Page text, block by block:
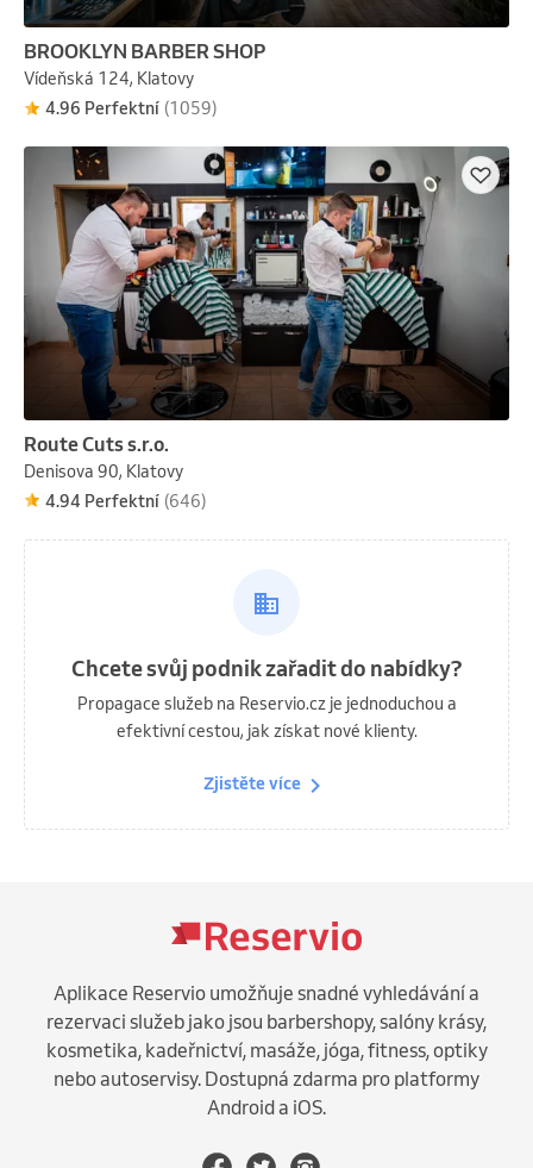
BROOKLYN BARBER SHOP
Vídeňská 124, Klatovy
4.96 Perfektní (1059)
Route Cuts s.r.o.
Denisova 90, Klatovy
4.94 Perfektní (646)
Chcete svůj podnik zařadit do nabídky?
Propagace služeb na Reservio.cz je jednoduchou a
efektivní cestou, jak získat nové klienty.
Zjistěte více
Aplikace Reservio umožňuje snadné vyhledávání a
rezervaci služeb jako jsou barbershopy, salóny krásy,
kosmetika, kadeřnictví, masáže, jóga, fitness, optiky
nebo autoservisy. Dostupná zdarma pro platformy
Android a iOS.